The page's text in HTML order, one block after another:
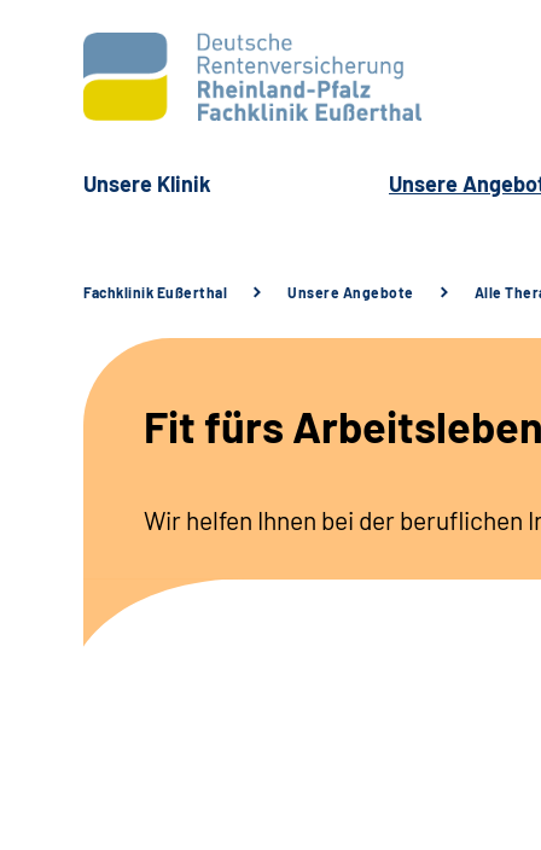
Unsere Klinik Unsere
Fachklinik Eußerthal Unsere Angebote Alle
Fit fürs Arbeitsleben
Wir helfen Ihnen bei der beruflichen